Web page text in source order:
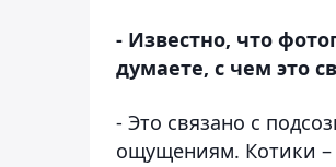
- Известно, что
думаете, с чем это
- Это связано с
ощущениям. Котики